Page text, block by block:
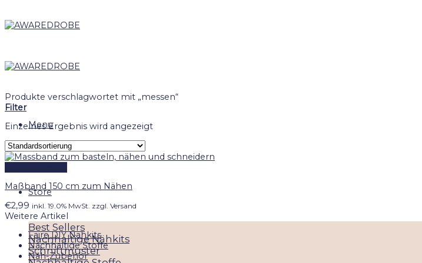
to
content
Menu
Store
Best Sellers
Nachhaltige Nähkits
Schnittmuster
Produkte verschlagwortet mit „messen“
Filter
Einzelnes Ergebnis wird angezeigt
Maßband 150 cm zum Nähen
€2,99 inkl. 19.0% MwSt. zzgl. Versand
Weitere Artikel
Faire DIY Nähkits
Nachhaltige Stoffe
Näh-Zubehör